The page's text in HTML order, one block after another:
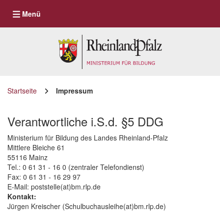
Navigation umschalten
Menü
Startseite Impressum
Verantwortliche i.S.d. §5 DDG
Ministerium für Bildung des Landes Rheinland-Pfalz
Mittlere Bleiche 61
55116 Mainz
Tel.: 0 61 31 - 16 0 (zentraler Telefondienst)
Fax: 0 61 31 - 16 29 97
E-Mail: poststelle(at)bm.rlp.de
Kontakt:
Jürgen Kreischer (Schulbuchausleihe(at)bm.rlp.de)